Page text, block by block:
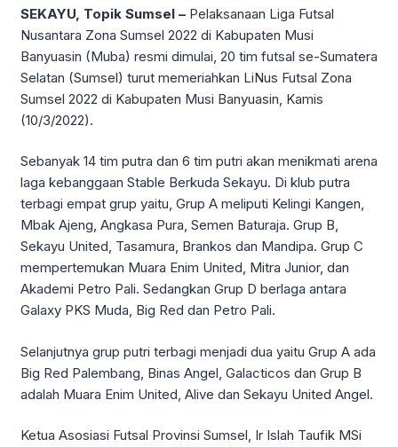
SEKAYU, Topik Sumsel – Pelaksanaan Liga Futsal
Nusantara Zona Sumsel 2022 di Kabupaten Musi
Banyuasin (Muba) resmi dimulai, 20 tim futsal se-Sumatera
Selatan (Sumsel) turut memeriahkan LiNus Futsal Zona
Sumsel 2022 di Kabupaten Musi Banyuasin, Kamis
(10/3/2022).
Sebanyak 14 tim putra dan 6 tim putri akan menikmati arena
laga kebanggaan Stable Berkuda Sekayu. Di klub putra
terbagi empat grup yaitu, Grup A meliputi Kelingi Kangen,
Mbak Ajeng, Angkasa Pura, Semen Baturaja. Grup B,
Sekayu United, Tasamura, Brankos dan Mandipa. Grup C
mempertemukan Muara Enim United, Mitra Junior, dan
Akademi Petro Pali. Sedangkan Grup D berlaga antara
Galaxy PKS Muda, Big Red dan Petro Pali.
Selanjutnya grup putri terbagi menjadi dua yaitu Grup A ada
Big Red Palembang, Binas Angel, Galacticos dan Grup B
adalah Muara Enim United, Alive dan Sekayu United Angel.
Ketua Asosiasi Futsal Provinsi Sumsel, Ir Islah Taufik MSi